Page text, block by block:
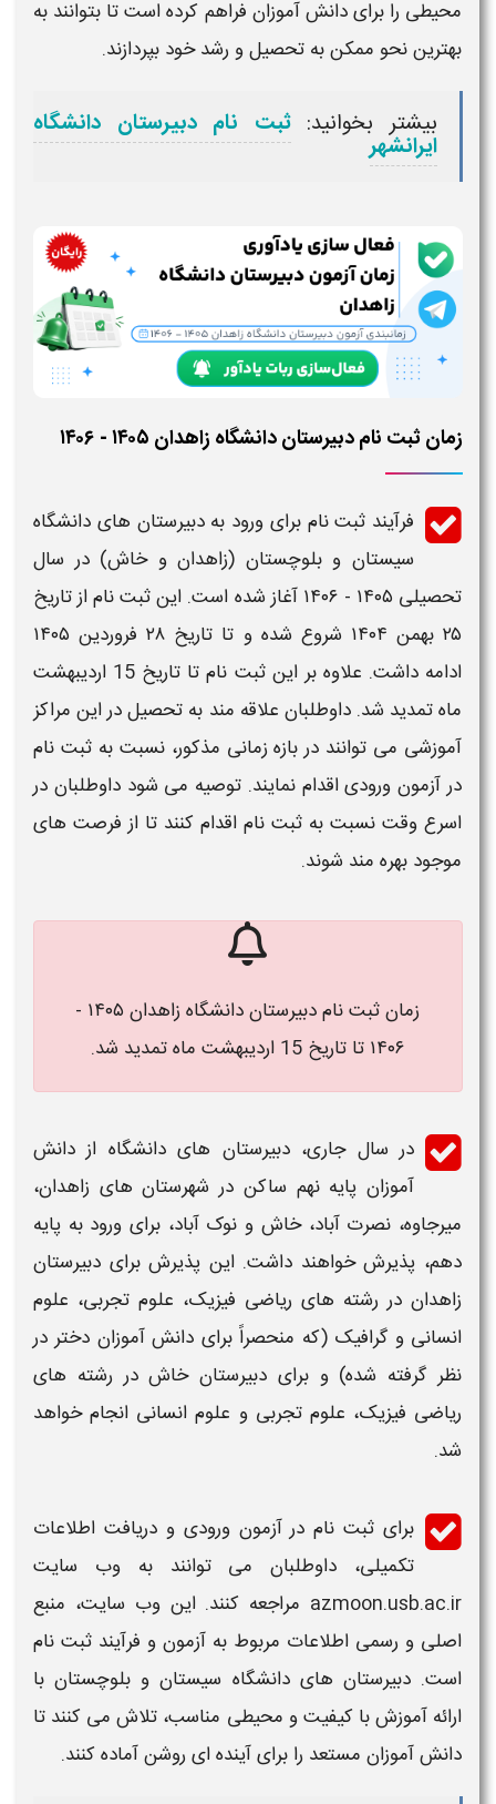
محیطی را برای دانش آموزان فراهم کرده است تا بتوانند به
بهترین نحو ممکن به تحصیل و رشد خود بپردازند.
بیشتر بخوانید: ثبت نام دبیرستان دانشگاه
ایرانشهر
زمان ثبت نام دبیرستان دانشگاه زاهدان ۱۴۰۵ - ۱۴۰۶
فرآیند ثبت نام برای ورود بهدبیرستان های دانشگاه
سیستان و بلوچستان (زاهدانو خاش) در سال
تحصیلی ۱۴۰۵ - ۱۴۰۶ آغاز شده است. این
ثبت ناماز تاریخ
۲۵ بهمن ۱۴۰۴ شروع شده و تا تاریخ ۲۸ فروردین ۱۴۰۵
ادامه داشت. علاوه بر این ثبت نام تا تاریخ 15 اردیبهشت
ماه تمدید شد. داوطلبان علاقه مند به تحصیل در این مراکز
آموزشی می توانند در بازه زمانی مذکور، نسبت بهثبت نام
درآزمونورودی اقدام نمایند. توصیه می شود داوطلبان در
اسرع وقت نسبت به ثبت نام اقدام کنند تا از فرصت های
موجود بهره مند شوند.
زمان ثبت نام دبیرستان دانشگاه زاهدان ۱۴۰۵ -
۱۴۰۶ تا تاریخ 15 اردیبهشت ماه تمدید شد.
در سال جاری،دبیرستان های دانشگاه از دانش
آموزان پایه نهم ساکن در شهرستان های زاهدان،
میرجاوه، نصرت آباد، خاش و نوک آباد، برای ورود به پایه
دهم، پذیرش خواهند داشت. این پذیرش برای دبیرستان
زاهدان در رشته های ریاضی فیزیک، علوم تجربی، علوم
انسانی و گرافیک (که منحصراً برای دانش آموزان دختر در
نظر گرفته شده) و برای دبیرستانخاش در رشته های
ریاضی فیزیک، علوم تجربی و علوم انسانی انجام خواهد
شد.
برای ثبت نام در آزمون ورودی و دریافت اطلاعات
تکمیلی، داوطلبان می توانند به وب سایت
azmoon.usb.ac.ir مراجعه کنند. این وب سایت، منبع
اصلی و رسمی اطلاعات مربوط به آزمون و فرآیند ثبت نام
است.دبیرستان های دانشگاه سیستان و بلوچستان با
ارائه آموزش با کیفیت و محیطی مناسب، تلاش می کنند تا
دانش آموزان مستعد را برای آینده ای روشن آماده کنند.